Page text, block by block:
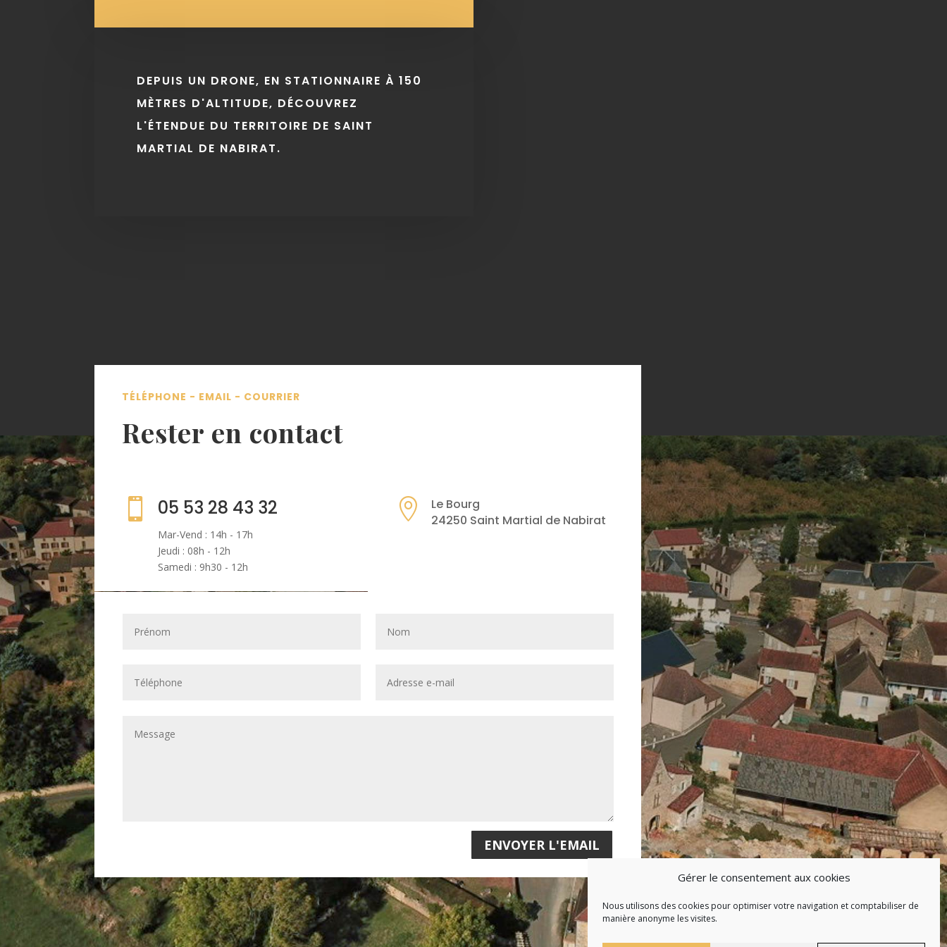
Gérer le consentement aux cookies
Nous utilisons des cookies pour optimiser votre navigation et comptabiliser de
manière anonyme les visites.
DEPUIS UN DRONE, EN STATIONNAIRE À 150
MÈTRES D'ALTITUDE, DÉCOUVREZ
L'ÉTENDUE DU TERRITOIRE DE SAINT
MARTIAL DE NABIRAT.
TÉLÉPHONE - EMAIL - COURRIER
Rester en contact
 05 53 28 43 32
Mar-Vend : 14h - 17h
Jeudi : 08h - 12h
Samedi : 9h30 - 12h

Le Bourg
24250 Saint Martial de Nabirat
ENVOYER L'EMAIL